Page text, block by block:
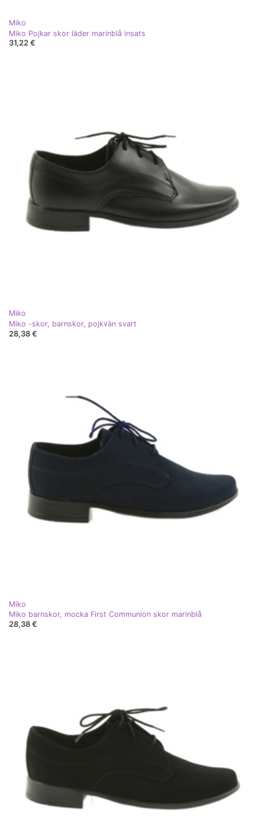
Miko
Miko Pojkar skor läder marinblå insats
31,22 €
Miko
Miko -skor, barnskor, pojkvän svart
28,38 €
Miko
Miko barnskor, mocka First Communion skor marinblå
28,38 €